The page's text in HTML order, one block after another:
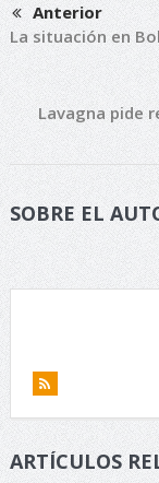
Anterior
La situación en
Lavagna pide
SOBRE EL
ARTÍCULOS